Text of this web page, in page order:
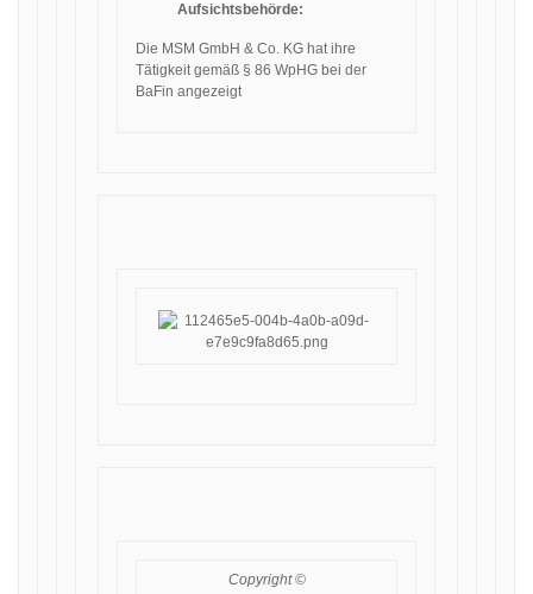
Aufsichtsbehörde:
Die MSM GmbH & Co. KG hat ihre
Tätigkeit gemäß § 86 WpHG bei der
BaFin angezeigt
Copyright ©